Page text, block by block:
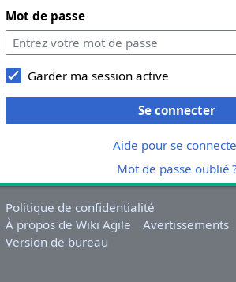
Mot de passe
Garder ma session active
Se connecter
Aide pour se
Mot de passe oublié
Politique de confidentialité
À propos de Wiki Agile
Avertissements
Version de bureau